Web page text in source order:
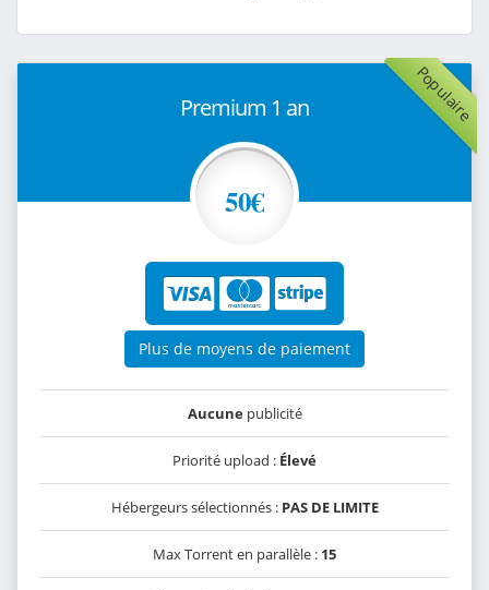
Populaire
Premium 1 an
50€
Plus de moyens de paiement
Aucunepublicité
Priorité upload : Élevé
Hébergeurs sélectionnés : PAS DE LIMITE
Max Torrent en parallèle : 15